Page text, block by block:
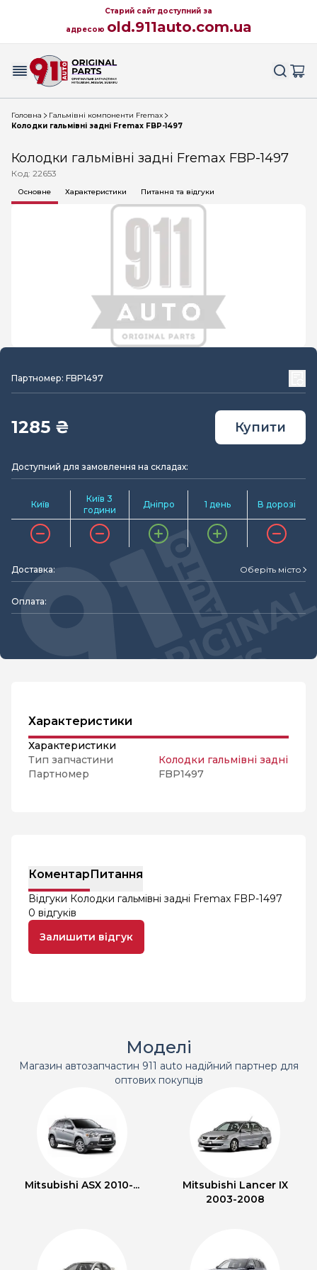
Старий сайт доступний за
адресою old.911auto.com.ua
Головна
Гальмівні компоненти Fremax
Колодки гальмівні задні Fremax FBP-1497
Колодки гальмівні задні Fremax FBP-1497
Код: 22653
Основне Характеристики Питання та відгуки
Партномер: FBP1497
1285 ₴ Купити
Доступний для замовлення на складах:
Київ
Київ 3
години
Дніпро 1 день В дорозі
Доставка: Оберіть місто
Оплата:
Характеристики
Характеристики
Тип запчастини
Колодки гальмівні задні
Партномер
FBP1497
КоментарПитання
Відгуки Колодки гальмівні задні Fremax FBP-1497
0 відгуків
Залишити відгук
Моделі
Магазин автозапчастин 911 auto надійний партнер для
оптових покупців
Mitsubishi ASX 2010-...
Mitsubishi Lancer IX
2003-2008